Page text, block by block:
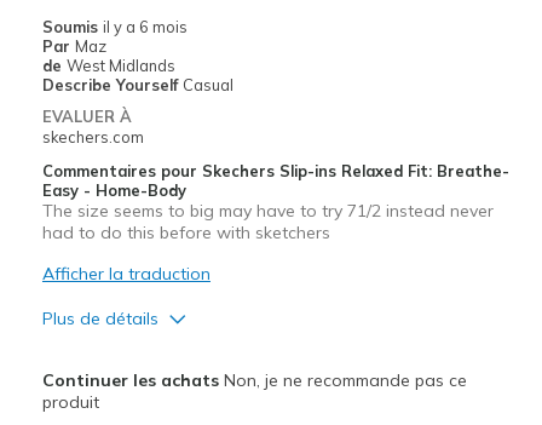
Special Occasions
Width
Sizing
View On Shoes
Shoes are for Wearing
Soumis il y a 6 mois
Par Maz
de West Midlands
Describe Yourself Casual
EVALUER À
skechers.com
Commentaires pour Skechers Slip-ins Relaxed Fit: Breathe-
Easy - Home-Body
The size seems to big may have to try 71/2 instead never
had to do this before with sketchers
Afficher la traduction
Plus de détails
Casual Wear
Continuer les achatsNon, je ne recommande pas ce
produit